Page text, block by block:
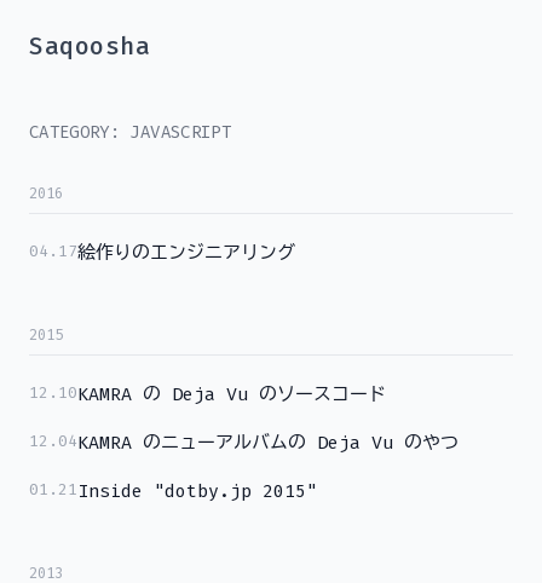
Saqoosha
CATEGORY: JAVASCRIPT
2016
04.17絵作りのエンジニアリング
2015
12.10KAMRA の Deja Vu のソースコード
12.04KAMRA のニューアルバムの Deja Vu のやつ
01.21 Inside "dotby.jp 2015"
2013